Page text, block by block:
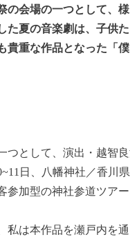
の会場の一つとして、
た夏の音楽劇は、子供
貴重な作品となった「
つとして、演出・越智
日、八幡神社／香
参加型の神社参道ツア
私は本作品を瀬戸内を